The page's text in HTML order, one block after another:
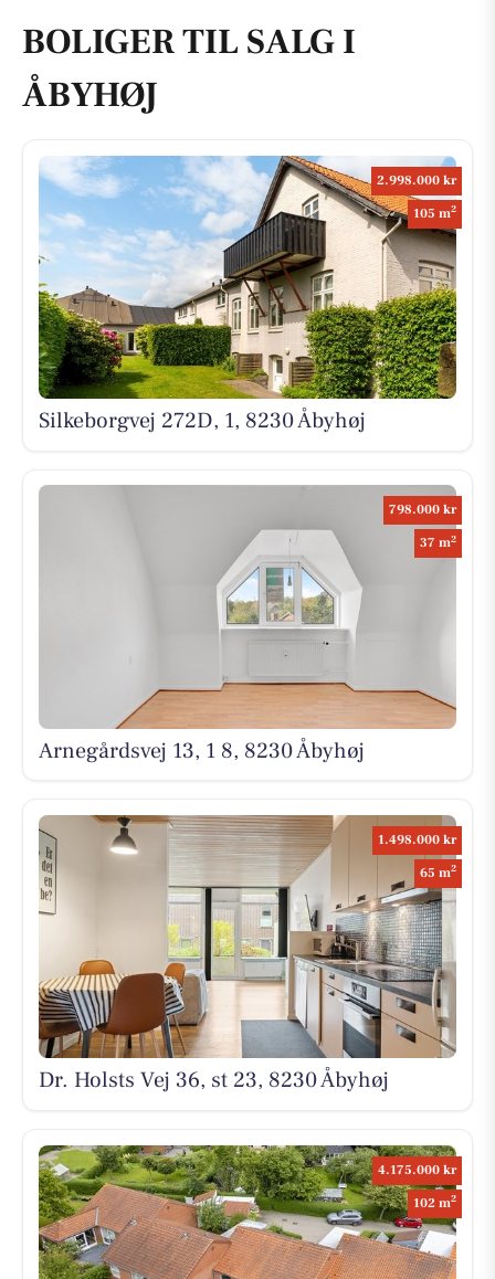
BOLIGER TIL SALG I
ÅBYHØJ
2.998.000 kr
105 m2
Silkeborgvej 272D, 1, 8230 Åbyhøj
798.000 kr
37 m2
Arnegårdsvej 13, 1 8, 8230 Åbyhøj
1.498.000 kr
65 m2
Dr. Holsts Vej 36, st 23, 8230 Åbyhøj
4.175.000 kr
102 m2